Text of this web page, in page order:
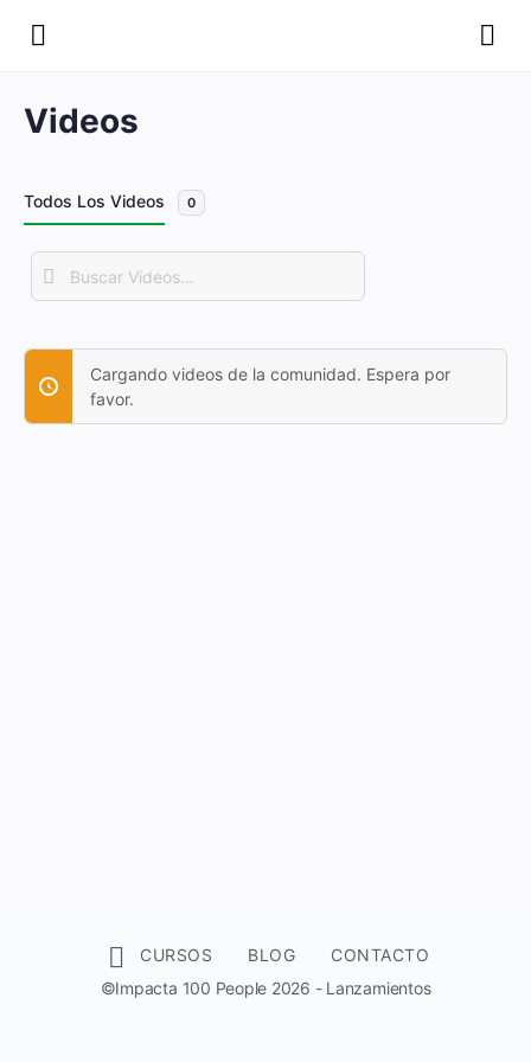
Videos
Todos Los Videos 0
Buscar
Videos…
Cargando videos de la comunidad. Espera por
favor.
CURSOS BLOG
CONTACTO
©Impacta 100 People 2026 - Lanzamientos